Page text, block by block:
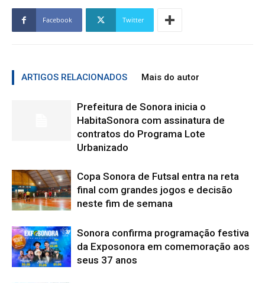
Facebook Twitter
ARTIGOS RELACIONADOS Mais do autor
Prefeitura de Sonora inicia o
HabitaSonora com assinatura de
contratos do Programa Lote
Urbanizado
Copa Sonora de Futsal entra na reta
final com grandes jogos e decisão
neste fim de semana
Sonora confirma programação festiva
da Exposonora em comemoração aos
seus 37 anos